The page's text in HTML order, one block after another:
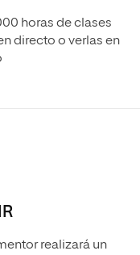
horas de clases
directo o verlas en
realizará un